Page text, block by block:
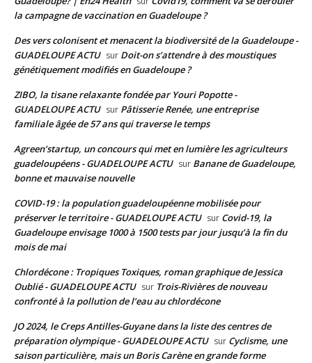
la campagne de vaccination en Guadeloupe ?
Des vers colonisent et menacent la biodiversité de la Guadeloupe -
GUADELOUPE ACTU sur Doit-on s’attendre à des moustiques
génétiquement modifiés en Guadeloupe ?
ZIBO, la tisane relaxante fondée par Youri Popotte -
GUADELOUPE ACTU sur Pâtisserie Renée, une entreprise
familiale âgée de 57 ans qui traverse le temps
Agreen’startup, un concours qui met en lumière les agriculteurs
guadeloupéens - GUADELOUPE ACTU sur Banane de Guadeloupe,
bonne et mauvaise nouvelle
COVID-19 : la population guadeloupéenne mobilisée pour
préserver le territoire - GUADELOUPE ACTU sur Covid-19, la
Guadeloupe envisage 1000 à 1500 tests par jour jusqu’à la fin du
mois de mai
Chlordécone : Tropiques Toxiques, roman graphique de Jessica
Oublié - GUADELOUPE ACTU sur Trois-Rivières de nouveau
confronté à la pollution de l’eau au chlordécone
JO 2024, le Creps Antilles-Guyane dans la liste des centres de
préparation olympique - GUADELOUPE ACTU sur Cyclisme, une
saison particulière, mais un Boris Carène en grande forme